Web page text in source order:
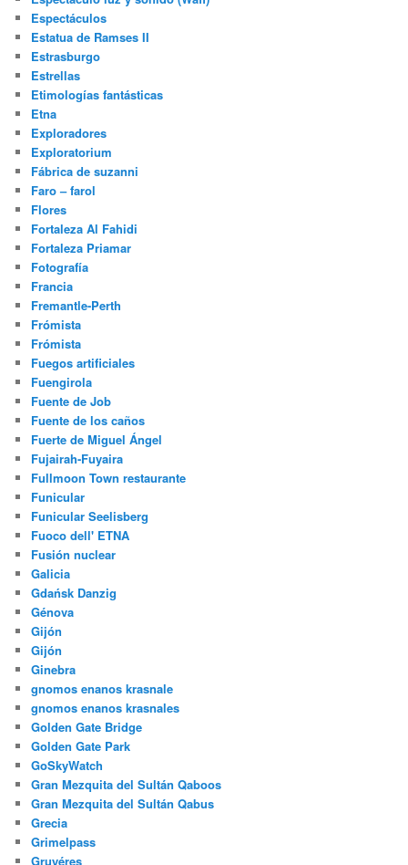
Espectáculos
Estatua de Ramses II
Estrasburgo
Estrellas
Etimologías fantásticas
Etna
Exploradores
Exploratorium
Fábrica de suzanni
Faro – farol
Flores
Fortaleza Al Fahidi
Fortaleza Priamar
Fotografía
Francia
Fremantle-Perth
Frómista
Frómista
Fuegos artificiales
Fuengirola
Fuente de Job
Fuente de los caños
Fuerte de Miguel Ángel
Fujairah-Fuyaira
Fullmoon Town restaurante
Funicular
Funicular Seelisberg
Fuoco dell' ETNA
Fusión nuclear
Galicia
Gdańsk Danzig
Génova
Gijón
Gijón
Ginebra
gnomos enanos krasnale
gnomos enanos krasnales
Golden Gate Bridge
Golden Gate Park
GoSkyWatch
Gran Mezquita del Sultán Qaboos
Gran Mezquita del Sultán Qabus
Grecia
Grimelpass
Gruyéres